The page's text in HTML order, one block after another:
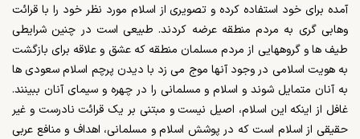
آمده برای خود استفاده کرده و تصویری از اسلام مورد نظر خود را با قرائت
وهابی گری به مردم منطقه عرضه کردند. طبیعی است در چنین شرایطی
طیف ها و گروههایی از مردم مسلمان منطقه که عشق و علاقه برای بازگشت
به هویت اسلامی در وجود آنها موج می زد با دیدن پرچم اسلام سعودی ها
به آنان متمایل شوند و اسلام و مسلمانی را در چهره و سیمای آنان ببینند.
غافل از اینکه این اسلام، اصیل نیست و مبتنی بر یک قرائت نادرست و غیر
حقیقی از اسلام است که در پوشش اسلام و مسلمانی، اهداف و منافع عربی